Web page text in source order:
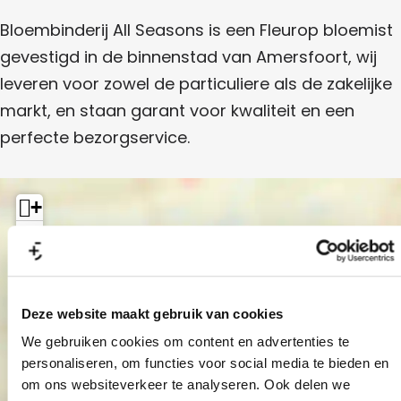
Deze website maakt gebruik van cookies
We gebruiken cookies om content en advertenties te
personaliseren, om functies voor social media te bieden en
om ons websiteverkeer te analyseren. Ook delen we
r
i
j
A
l
l
e
s
o
n
s
l
S
e
a
s
o
n
s
l
l
S
e
a
s
n
S
e
a
s
o
n
s
j
A
e
a
s
n
Bloembinderij All Seasons is een Fleurop bloemist
gevestigd in de binnenstad van Amersfoort, wij
leveren voor zowel de particuliere als de zakelijke
markt, en staan garant voor kwaliteit en een
perfecte bezorgservice.
Bloembinderij All
+